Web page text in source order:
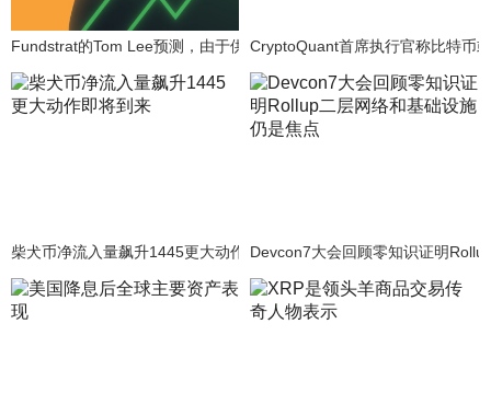
Fundstrat的Tom Lee预测，由于供应受限，比特币市场将迎来强劲牛
CryptoQuant首席执行官称比特币
柴犬币净流入量飙升1445更大动作即将到来Devcon7大会回顾零知识证明